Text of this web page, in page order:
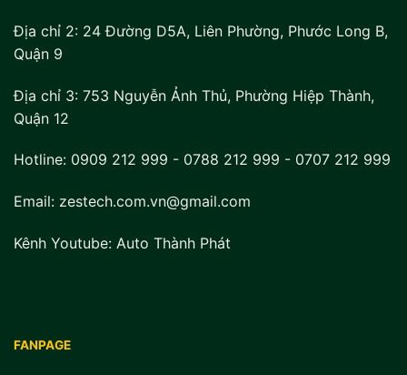
Địa chỉ 2: 24 Đường D5A, Liên Phường, Phước Long B,
Quận 9
Địa chỉ 3: 753 Nguyễn Ảnh Thủ, Phường Hiệp Thành,
Quận 12
Hotline: 0909 212 999 - 0788 212 999 - 0707 212 999
Email: zestech.com.vn@gmail.com
Kênh Youtube: Auto Thành Phát
FANPAGE